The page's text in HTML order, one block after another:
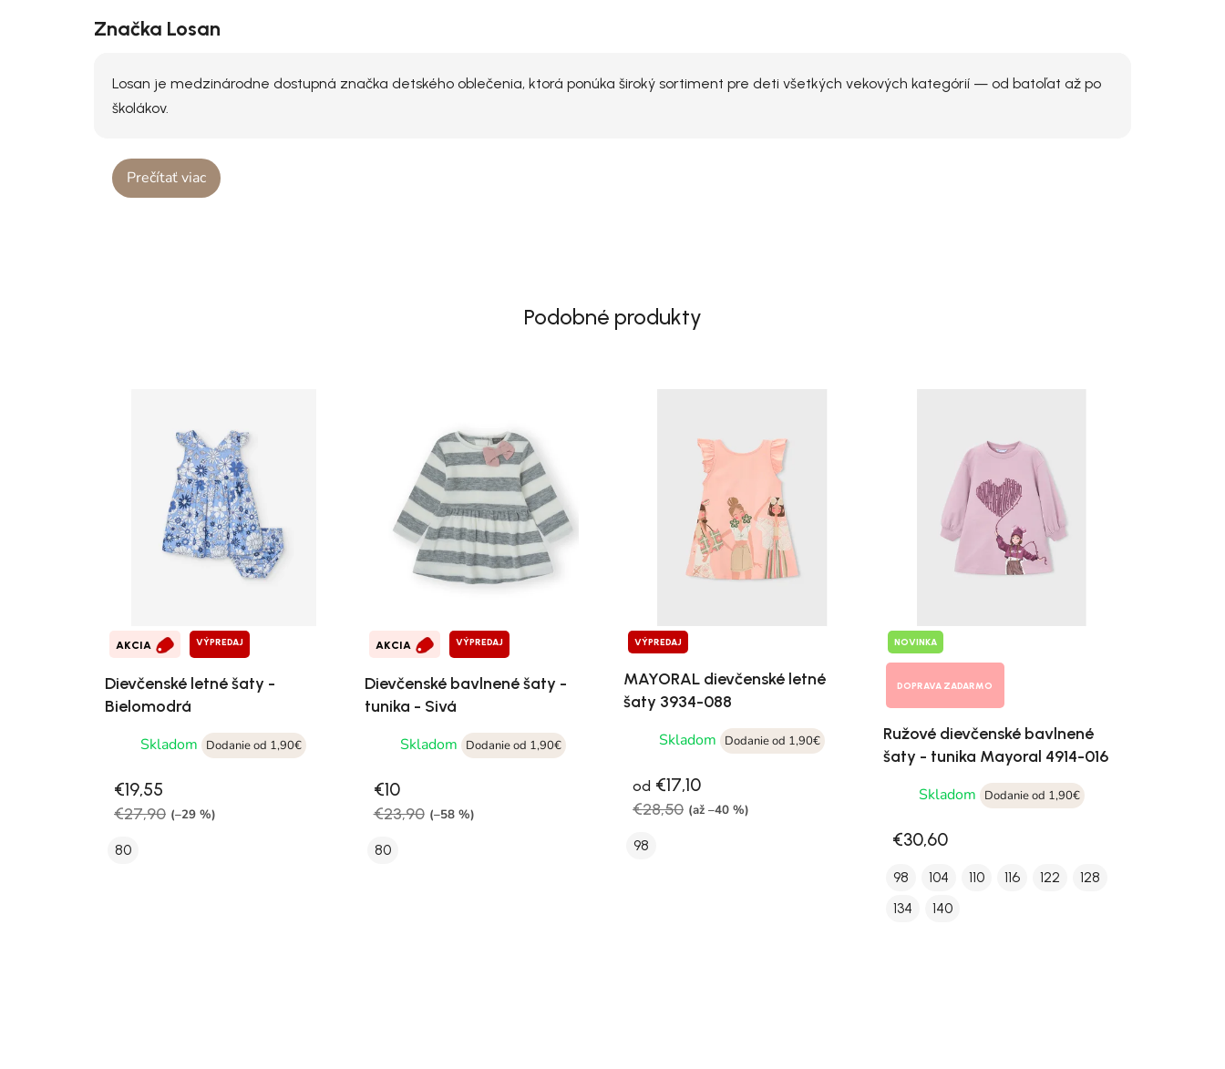
Značka Losan
Losan je medzinárodne dostupná značka detského oblečenia, ktorá ponúka široký sortiment pre deti všetkých vekových kategórií — od batoľat až po
školákov.
Prečítať viac
Podobné produkty
AKCIA VÝPREDAJ
Dievčenské letné šaty -
Bielomodrá
Skladom Dodanie od 1,90€
€19,55
€27,90 (–29 %)
80
AKCIA VÝPREDAJ
Dievčenské bavlnené šaty -
tunika - Sivá
Skladom
Dodanie od 1,90€
€10
€23,90 (–58 %)
80
VÝPREDAJ
MAYORAL dievčenské letné
šaty 3934-088
Skladom Dodanie od 1,90€
od €17,10
€28,50 (až –40 %)
98
NOVINKA
DOPRAVA ZADARMO
Ružové dievčenské bavlnené
šaty - tunika Mayoral 4914-016
Skladom
Dodanie od 1,90€
€30,60
98 104 110 116 122
128
134
140